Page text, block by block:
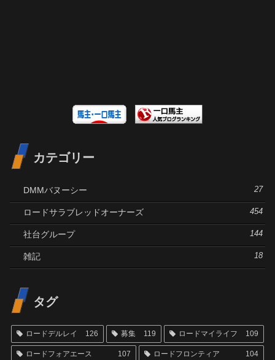
カテゴリー
DMMバヌーシー 27
ロードサラブレッドオーナーズ 454
社台グループ 144
雑記 18
タグ
ロードデルレイ 126 募集 119 ロードマイライフ 109
ロードフォアエース 107 ロードフロンティア 104